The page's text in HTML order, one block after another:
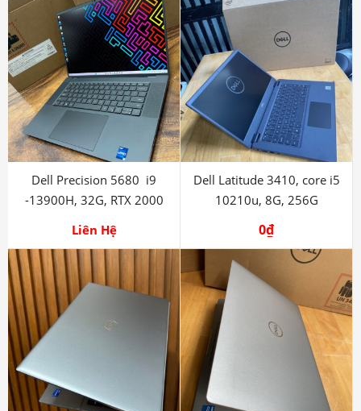
Dell Precision 5680 i9
-13900H, 32G, RTX 2000
Liên Hệ
Dell Latitude 3410, core i5
10210u, 8G, 256G
0₫